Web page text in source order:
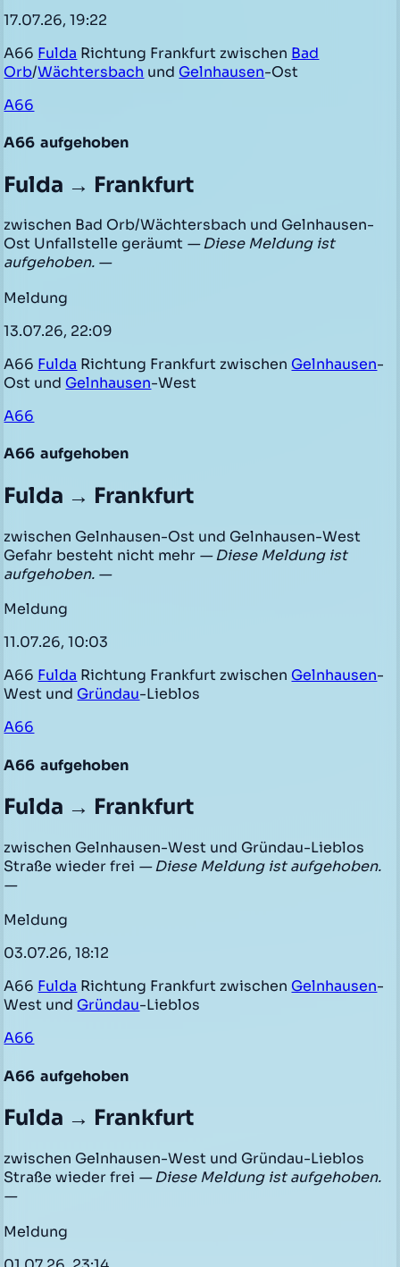
17.07.26, 19:22
A66 Fulda Richtung Frankfurt zwischen Bad
Orb/Wächtersbach und Gelnhausen-Ost
A66
A66 aufgehoben
Fulda → Frankfurt
zwischen Bad Orb/Wächtersbach und Gelnhausen-
Ost Unfallstelle geräumt — Diese Meldung ist
aufgehoben. —
Meldung
13.07.26, 22:09
A66 Fulda Richtung Frankfurt zwischen Gelnhausen-
Ost und Gelnhausen-West
A66
A66 aufgehoben
Fulda → Frankfurt
zwischen Gelnhausen-Ost und Gelnhausen-West
Gefahr besteht nicht mehr — Diese Meldung ist
aufgehoben. —
Meldung
11.07.26, 10:03
A66 Fulda Richtung Frankfurt zwischen Gelnhausen-
West und Gründau-Lieblos
A66
A66 aufgehoben
Fulda → Frankfurt
zwischen Gelnhausen-West und Gründau-Lieblos
Straße wieder frei — Diese Meldung ist aufgehoben.
—
Meldung
03.07.26, 18:12
A66 Fulda Richtung Frankfurt zwischen Gelnhausen-
West und Gründau-Lieblos
A66
A66 aufgehoben
Fulda → Frankfurt
zwischen Gelnhausen-West und Gründau-Lieblos
Straße wieder frei — Diese Meldung ist aufgehoben.
—
Meldung